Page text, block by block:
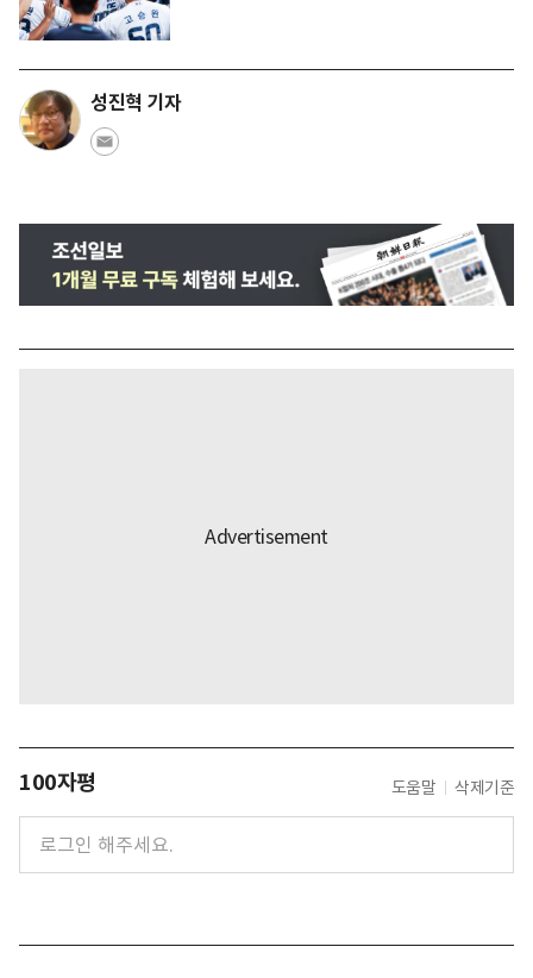
성진혁 기자
100자평 도움말 삭제기준